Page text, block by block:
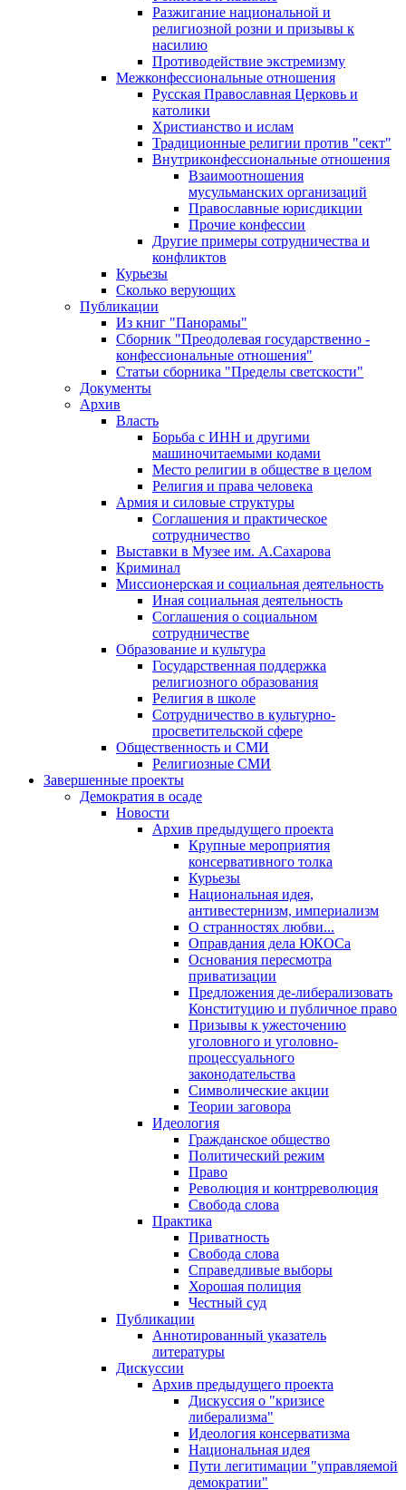
Разжигание национальной и
религиозной розни и призывы к
насилию
Противодействие экстремизму
Межконфессиональные отношения
Русская Православная Церковь и
католики
Христианство и ислам
Традиционные религии против "сект"
Внутриконфессиональные отношения
Взаимоотношения
мусульманских организаций
Православные юрисдикции
Прочие конфессии
Другие примеры сотрудничества и
конфликтов
Курьезы
Сколько верующих
Публикации
Из книг "Панорамы"
Сборник "Преодолевая государственно -
конфессиональные отношения"
Статьи сборника "Пределы светскости"
Документы
Архив
Власть
Борьба с ИНН и другими
машиночитаемыми кодами
Место религии в обществе в целом
Религия и права человека
Армия и силовые структуры
Соглашения и практическое
сотрудничество
Выставки в Музее им. А.Сахарова
Криминал
Миссионерская и социальная деятельность
Иная социальная деятельность
Соглашения о социальном
сотрудничестве
Образование и культура
Государственная поддержка
религиозного образования
Религия в школе
Сотрудничество в культурно-
просветительской сфере
Общественность и СМИ
Религиозные СМИ
Завершенные проекты
Демократия в осаде
Новости
Архив предыдущего проекта
Крупные мероприятия
консервативного толка
Курьезы
Национальная идея,
антивестернизм, империализм
О странностях любви...
Оправдания дела ЮКОСа
Основания пересмотра
приватизации
Предложения де-либерализовать
Конституцию и публичное право
Призывы к ужесточению
уголовного и уголовно-
процессуального
законодательства
Символические акции
Теории заговора
Идеология
Гражданское общество
Политический режим
Право
Революция и контрреволюция
Свобода слова
Практика
Приватность
Свобода слова
Справедливые выборы
Хорошая полиция
Честный суд
Публикации
Аннотированный указатель
литературы
Дискуссии
Архив предыдущего проекта
Дискуссия о "кризисе
либерализма"
Идеология консерватизма
Национальная идея
Пути легитимации "управляемой
демократии"